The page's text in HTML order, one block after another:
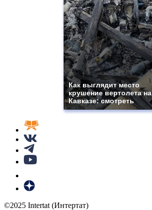
Как выглядит место
крушение вертолета на
Кавказе: смотреть
©2025 Intertat (Интертат)